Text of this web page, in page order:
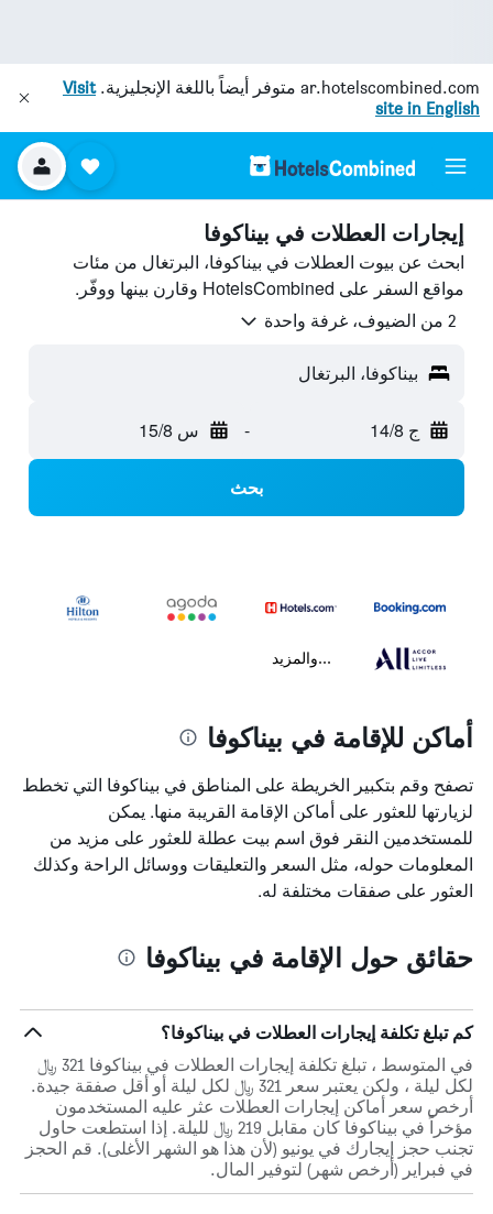
ar.hotelscombined.com متوفر أيضاً باللغة الإنجليزية.Visit
site in English
إيجارات العطلات في بيناكوفا
ابحث عن بيوت العطلات في بيناكوفا، البرتغال من مئات
مواقع السفر على HotelsCombined وقارن بينها ووفّر.
2 من الضيوف، غرفة واحدة
بيناكوفا، البرتغال
ج 14/8 - س 15/8
بحث
...والمزيد
أماكن للإقامة في بيناكوفا
تصفح وقم بتكبير الخريطة على المناطق في بيناكوفا التي تخطط
لزيارتها للعثور على أماكن الإقامة القريبة منها. يمكن
للمستخدمين النقر فوق اسم بيت عطلة للعثور على مزيد من
المعلومات حوله، مثل السعر والتعليقات ووسائل الراحة وكذلك
العثور على صفقات مختلفة له.
حقائق حول الإقامة في بيناكوفا
كم تبلغ تكلفة إيجارات العطلات في بيناكوفا؟
في المتوسط ، تبلغ تكلفة إيجارات العطلات في بيناكوفا 321 ﷼
لكل ليلة ، ولكن يعتبر سعر 321 ﷼ لكل ليلة أو أقل صفقة جيدة.
أرخص سعر أماكن إيجارات العطلات عثر عليه المستخدمون
مؤخراً في بيناكوفا كان مقابل 219 ﷼ لليلة. إذا استطعت حاول
تجنب حجز إيجارك في يونيو (لأن هذا هو الشهر الأغلى). قم الحجز
في فبراير (أرخص شهر) لتوفير المال.